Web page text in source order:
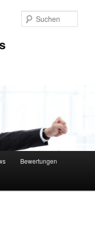
Bewertungen